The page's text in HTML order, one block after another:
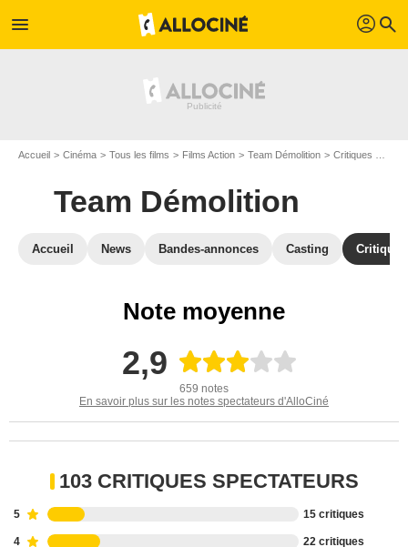
menu profil search
Accueil Cinéma Tous les films Films Action Team Démolition Critiques Team Démolition
Team Démolition
Accueil News Bandes-annonces Casting
Note moyenne
2,9
659 notes
En savoir plus sur les notes spectateurs d'AlloCiné
103 CRITIQUES SPECTATEURS
5 15 critiques
4 22 critiques